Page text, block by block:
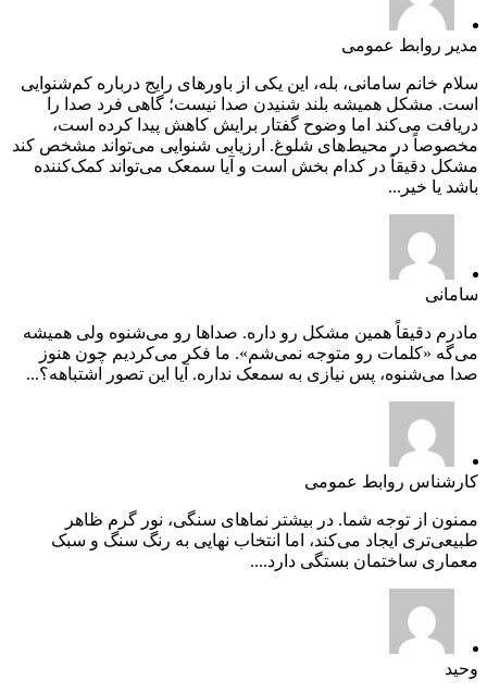
مدیر روابط عمومی
سلام خانم سامانی، بله، این یکی از باورهای رایج درباره کم‌شنوایی
است. مشکل همیشه بلند شنیدن صدا نیست؛ گاهی فرد صدا را
دریافت می‌کند اما وضوح گفتار برایش کاهش پیدا کرده است،
مخصوصاً در محیط‌های شلوغ. ارزیابی شنوایی می‌تواند مشخص کند
مشکل دقیقاً در کدام بخش است و آیا سمعک می‌تواند کمک‌کننده
باشد یا خیر...
سامانی
مادرم دقیقاً همین مشکل رو داره. صداها رو می‌شنوه ولی همیشه
می‌گه «کلمات رو متوجه نمی‌شم». ما فکر می‌کردیم چون هنوز
صدا می‌شنوه، پس نیازی به سمعک نداره. آیا این تصور اشتباهه؟...
کارشناس روابط عمومی
ممنون از توجه شما. در بیشتر نماهای سنگی، نور گرم ظاهر
طبیعی‌تری ایجاد می‌کند، اما انتخاب نهایی به رنگ سنگ و سبک
معماری ساختمان بستگی دارد....
وحید